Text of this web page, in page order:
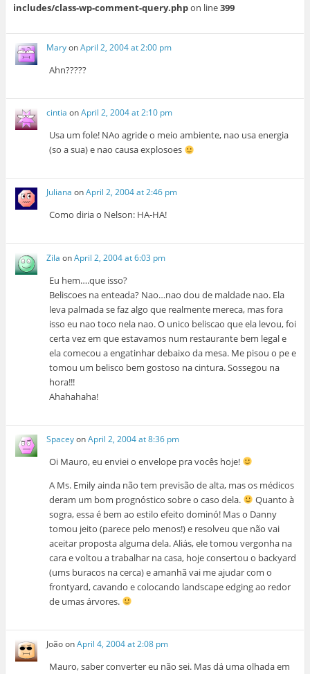
includes/class-wp-comment-query.phpon line399
MaryonApril 2, 2004 at 2:00 pm
Ahn?????
cintia onApril 2, 2004 at 2:10 pm
Usa um fole! NAo agride o meio ambiente, nao usa energia
(so a sua) e nao causa explosoes
Juliana onApril 2, 2004 at 2:46 pm
Como diria o Nelson: HA-HA!
Zila onApril 2, 2004 at 6:03 pm
Eu hem….que isso?
Beliscoes na enteada? Nao…nao dou de maldade nao. Ela
leva palmada se faz algo que realmente mereca, mas fora
isso eu nao toco nela nao. O unico beliscao que ela levou, foi
certa vez em que estavamos num restaurante bem legal e
ela comecou a engatinhar debaixo da mesa. Me pisou o pe e
tomou um belisco bem gostoso na cintura. Sossegou na
hora!!!
Ahahahaha!
SpaceyonApril 2, 2004 at 8:36 pm
Oi Mauro, eu enviei o envelope pra vocês hoje!
A Ms. Emily ainda não tem previsão de alta, mas os médicos
deram um bom prognóstico sobre o caso dela.
Quanto à
sogra, essa é bem ao estilo efeito dominó! Mas o Danny
tomou jeito (parece pelo menos!) e resolveu que não vai
aceitar proposta alguma dela. Aliás, ele tomou vergonha na
cara e voltou a trabalhar na casa, hoje consertou o backyard
(ums buracos na cerca) e amanhã vai me ajudar com o
frontyard, cavando e colocando landscape edging ao redor
de umas árvores.
JoãoonApril 4, 2004 at 2:08 pm
Mauro, saber converter eu não sei. Mas dá uma olhada em